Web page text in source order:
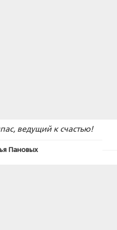
ведущий к счастью!
Пановых